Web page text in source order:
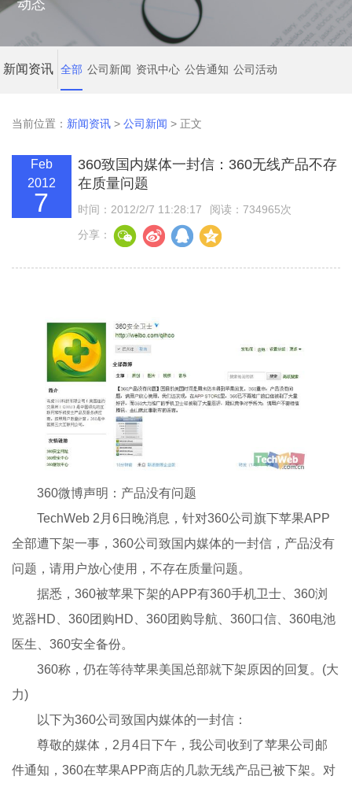
动态
新闻资讯 全部 公司新闻 资讯中心 公告通知 公司活动
当前位置： 新闻资讯 >公司新闻 > 正文
Feb
2012
7
360致国内媒体一封信：360无线产品不存
在质量问题
时间：2012/2/7 11:28:17
阅读：734965次
分享：
360微博声明：产品没有问题
TechWeb 2月6日晚消息，针对360公司旗下苹果APP
全部遭下架一事，360公司致国内媒体的一封信，产品没有
问题，请用户放心使用，不存在质量问题。
据悉，360被苹果下架的APP有360手机卫士、360浏
览器HD、360团购HD、360团购导航、360口信、360电池
医生、360安全备份。
360称，仍在等待苹果美国总部就下架原因的回复。(大
力)
以下为360公司致国内媒体的一封信：
尊敬的媒体，2月4日下午，我公司收到了苹果公司邮
件通知，360在苹果APP商店的几款无线产品已被下架。对